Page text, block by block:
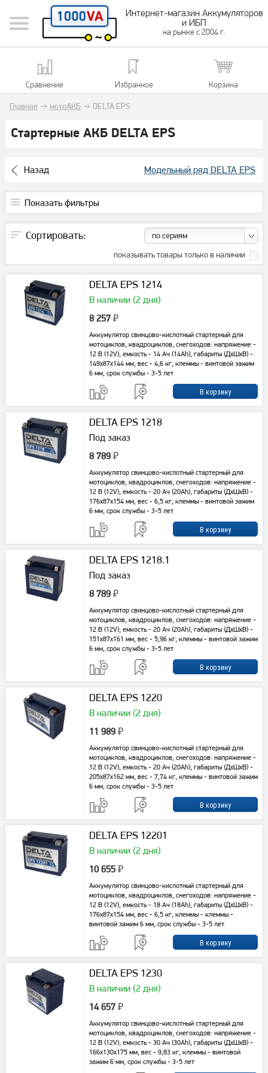
Интернет-магазин Аккумуляторов
и ИБП
на рынке с 2004 г.
Сравнение Избранное Корзина
Главная → мотоАКБ → DELTA EPS
Стартерные АКБ DELTA EPS
Назад Модельный ряд DELTA EPS
Показать фильтры
Сортировать:
по сериям
показывать товары только в наличии
DELTA EPS 1214
В наличии (2 дня)
8 257 ₽
Аккумулятор свинцово-кислотный стартерный для
мотоциклов, квадроциклов, снегоходов: напряжение -
12 В (12V), емкость - 14 Ач (14Ah), габариты (ДхШхВ) -
149x87x144 мм, вес - 4,6 кг, клеммы - винтовой зажим
6 мм, срок службы - 3-5 лет
DELTA EPS 1218
Под заказ
8 789 ₽
Аккумулятор свинцово-кислотный стартерный для
мотоциклов, квадроциклов, снегоходов: напряжение -
12 В (12V), емкость - 20 Ач (20Ah), габариты (ДхШхВ) -
176x87x154 мм, вес - 6,5 кг, клеммы - винтовой зажим
6 мм, срок службы - 3-5 лет
DELTA EPS 1218.1
Под заказ
8 789 ₽
Аккумулятор свинцово-кислотный стартерный для
мотоциклов, квадроциклов, снегоходов: напряжение -
12 В (12V), емкость - 20 Ач (20Ah), габариты (ДхШхВ) -
151x87x161 мм, вес - 5,96 кг, клеммы - винтовой зажим
6 мм, срок службы - 3-5 лет
DELTA EPS 1220
В наличии (2 дня)
11 989 ₽
Аккумулятор свинцово-кислотный стартерный для
мотоциклов, квадроциклов, снегоходов: напряжение -
12 В (12V), емкость - 20 Ач (20Ah), габариты (ДхШхВ) -
205x87x162 мм, вес - 7,74 кг, клеммы - винтовой зажим
6 мм, срок службы - 3-5 лет
DELTA EPS 12201
В наличии (2 дня)
10 655 ₽
Аккумулятор свинцово-кислотный стартерный для
мотоциклов, квадроциклов, снегоходов: напряжение -
12 В (12V), емкость - 18 Ач (18Ah), габариты (ДхШхВ) -
176x87x154 мм, вес - 6,5 кг, клеммы - клеммы -
винтовой зажим 6 мм, срок службы - 3-5 лет
DELTA EPS 1230
В наличии (2 дня)
14 657 ₽
Аккумулятор свинцово-кислотный стартерный для
мотоциклов, квадроциклов, снегоходов: напряжение -
12 В (12V), емкость - 30 Ач (30Ah), габариты (ДхШхВ) -
166x130x175 мм, вес - 9,83 кг, клеммы - винтовой
зажим 6 мм, срок службы - 3-5 лет